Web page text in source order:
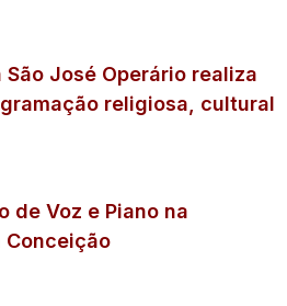
São José Operário realiza
religiosa, cultural
de Voz e Piano na
Conceição